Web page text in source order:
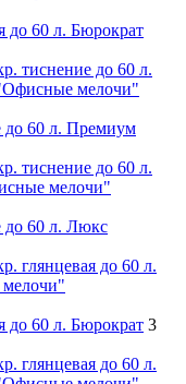
до 60 л. Бюрократ
до 60 л. Премиум
до 60 л. Люкс
до 60 л. Бюрократ 3